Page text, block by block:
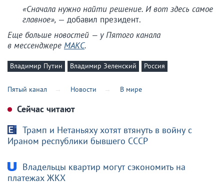
«Сначала нужно найти решение. И вот здесь самое
главное», — добавил президент.
Еще больше новостей — у Пятого канала
в мессенджере МАКС.
Владимир Путин Владимир Зеленский Россия
Пятый канал Новости В мире
Сейчас читают
Трамп и Нетаньяху хотят втянуть в войну с
Ираном республики бывшего СССР
Владельцы квартир могут сэкономить на
платежах ЖКХ